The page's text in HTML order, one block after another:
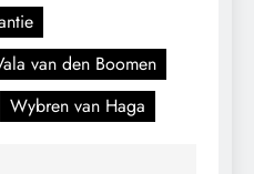
van den Boomen
Wybren van Haga